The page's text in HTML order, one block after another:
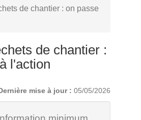
de chantier : on passe
de chantier :
l'action
Dernière mise à jour :05/05/2026